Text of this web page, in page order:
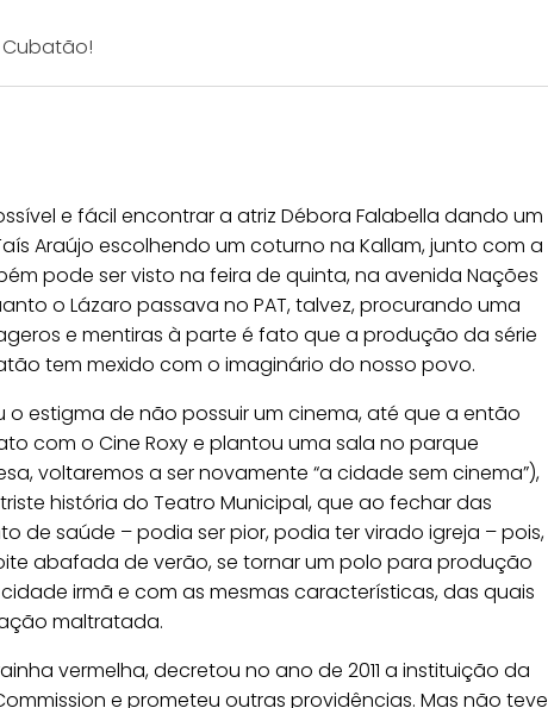
e fácil encontrar a atriz Débora Falabella dando um
Araújo escolhendo um coturno na Kallam, junto com a
pode ser visto na feira de quinta, na avenida Nações
o Lázaro passava no PAT, talvez, procurando uma
e mentiras à parte é fato que a produção da série
tem mexido com o imaginário do nosso povo.
estigma de não possuir um cinema, até que a então
com o Cine Roxy e plantou uma sala no parque
voltaremos a ser novamente “a cidade sem cinema”),
história do Teatro Municipal, que ao fechar das
de saúde – podia ser pior, podia ter virado igreja – pois,
abafada de verão, se tornar um polo para produção
irmã e com as mesmas características, das quais
maltratada.
vermelha, decretou no ano de 2011 a instituição da
e prometeu outras providências. Mas não teve